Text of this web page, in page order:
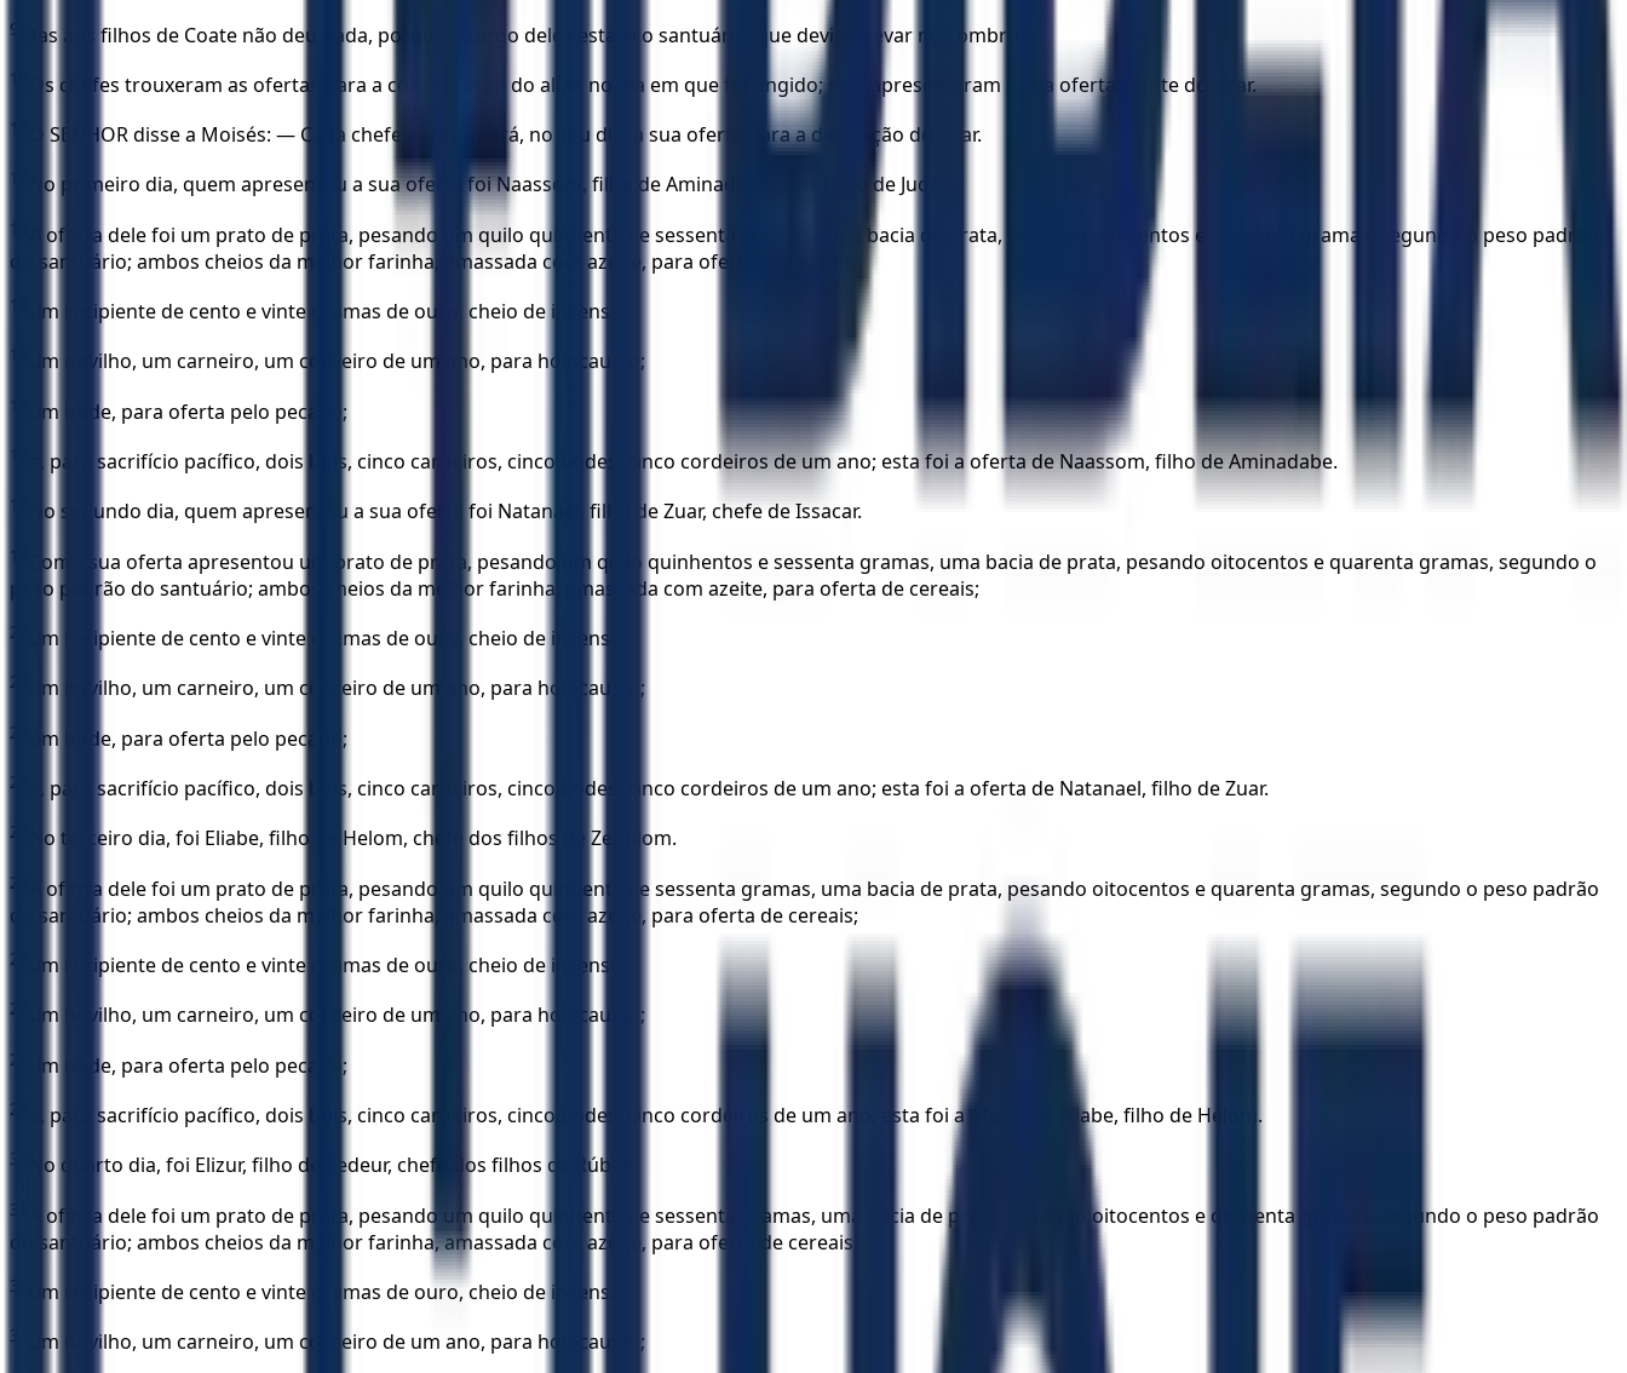
9 Mas aos filhos de Coate não deu nada, porque a cargo deles estava o santuário, que deviam levar nos ombros.
10 Os chefes trouxeram as ofertas para a consagração do altar, no dia em que foi ungido; sim, apresentaram a sua oferta diante do altar.
11 O SENHOR disse a Moisés: — Cada chefe apresentará, no seu dia, a sua oferta para a dedicação do altar.
12 No primeiro dia, quem apresentou a sua oferta foi Naassom, filho de Aminadabe, pela tribo de Judá.
13
A oferta dele foi um prato de prata, pesando um quilo quinhentos e sessenta gramas, uma bacia de prata, pesando oitocentos e quarenta gramas, segundo o peso padrão
do santuário; ambos cheios da melhor farinha, amassada com azeite, para oferta de cereais;
14 um recipiente de cento e vinte gramas de ouro, cheio de incenso;
15 um novilho, um carneiro, um cordeiro de um ano, para holocausto;
16 um bode, para oferta pelo pecado;
17 e, para sacrifício pacífico, dois bois, cinco carneiros, cinco bodes, cinco cordeiros de um ano; esta foi a oferta de Naassom, filho de Aminadabe.
18 No segundo dia, quem apresentou a sua oferta foi Natanael, filho de Zuar, chefe de Issacar.
19
Como sua oferta apresentou um prato de prata, pesando um quilo quinhentos e sessenta gramas, uma bacia de prata, pesando oitocentos e quarenta gramas, segundo o
peso padrão do santuário; ambos cheios da melhor farinha, amassada com azeite, para oferta de cereais;
20 um recipiente de cento e vinte gramas de ouro, cheio de incenso;
21 um novilho, um carneiro, um cordeiro de um ano, para holocausto;
22 um bode, para oferta pelo pecado;
23 e, para sacrifício pacífico, dois bois, cinco carneiros, cinco bodes, cinco cordeiros de um ano; esta foi a oferta de Natanael, filho de Zuar.
24 No terceiro dia, foi Eliabe, filho de Helom, chefe dos filhos de Zebulom.
25
A oferta dele foi um prato de prata, pesando um quilo quinhentos e sessenta gramas, uma bacia de prata, pesando oitocentos e quarenta gramas, segundo o peso padrão
do santuário; ambos cheios da melhor farinha, amassada com azeite, para oferta de cereais;
26 um recipiente de cento e vinte gramas de ouro, cheio de incenso;
27 um novilho, um carneiro, um cordeiro de um ano, para holocausto;
28 um bode, para oferta pelo pecado;
29 e, para sacrifício pacífico, dois bois, cinco carneiros, cinco bodes, cinco cordeiros de um ano; esta foi a oferta de Eliabe, filho de Helom.
30 No quarto dia, foi Elizur, filho de Sedeur, chefe dos filhos de Rúben.
31
A oferta dele foi um prato de prata, pesando um quilo quinhentos e sessenta gramas, uma bacia de prata, pesando oitocentos e quarenta gramas, segundo o peso padrão
do santuário; ambos cheios da melhor farinha, amassada com azeite, para oferta de cereais;
32 um recipiente de cento e vinte gramas de ouro, cheio de incenso;
33 um novilho, um carneiro, um cordeiro de um ano, para holocausto;